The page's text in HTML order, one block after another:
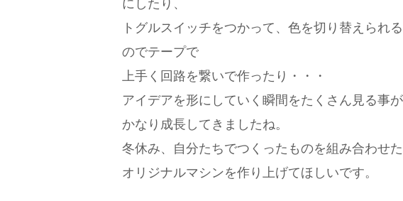
にしたり、
トグルスイッチをつかって、色を切り替えられ
のでテープで
上手く回路を繋いで作ったり・・・
アイデアを形にしていく瞬間をたくさん見る事が
かなり成長してきましたね。
冬休み、自分たちでつくったものを組み合わせ
オリジナルマシンを作り上げてほしいです。